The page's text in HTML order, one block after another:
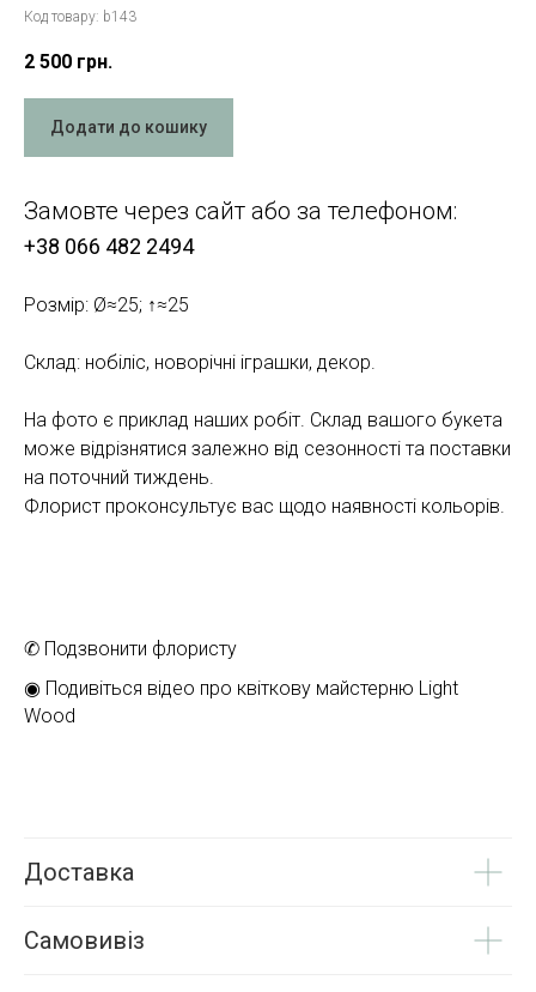
Код товару: b143
2 500 грн.
Додати до кошику
Замовте через сайт або за телефоном:
+38 066 482 2494
Розмір: Ø≈25; ↑≈25
Склад: нобіліс, новорічні іграшки, декор.
На фото є приклад наших робіт. Склад вашого букета
може відрізнятися залежно від сезонності та поставки
на поточний тиждень.
Флорист проконсультує вас щодо наявності кольорів.
✆ Подзвонити флористу
◉ Подивіться відео про квіткову майстерню Light
Wood
Доставка
Самовивіз